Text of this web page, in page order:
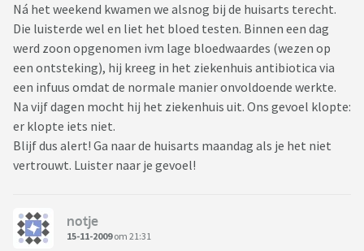
Ná het weekend kwamen we alsnog bij de huisarts terecht.
Die luisterde wel en liet het bloed testen. Binnen een dag
werd zoon opgenomen ivm lage bloedwaardes (wezen op
een ontsteking), hij kreeg in het ziekenhuis antibiotica via
een infuus omdat de normale manier onvoldoende werkte.
Na vijf dagen mocht hij het ziekenhuis uit. Ons gevoel klopte:
er klopte iets niet.
Blijf dus alert! Ga naar de huisarts maandag als je het niet
vertrouwt. Luister naar je gevoel!
notje
15-11-2009om 21:31